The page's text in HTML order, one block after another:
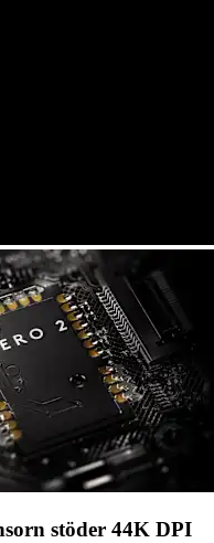
stöder 44K DPI